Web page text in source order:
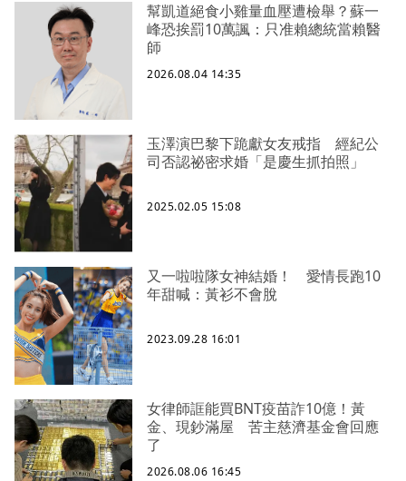
幫凱道絕食小雞量血壓遭檢舉？蘇一
峰恐挨罰10萬諷：只准賴總統當賴醫
師
2026.08.04 14:35
玉澤演巴黎下跪獻女友戒指 經紀公
司否認祕密求婚「是慶生抓拍照」
2025.02.05 15:08
又一啦啦隊女神結婚！ 愛情長跑10
年甜喊：黃衫不會脫
2023.09.28 16:01
女律師誆能買BNT疫苗詐10億！黃
金、現鈔滿屋 苦主慈濟基金會回應
了
2026.08.06 16:45